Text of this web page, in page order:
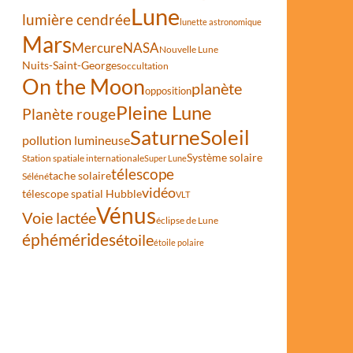
lumière cendréeLunelunette astronomique
MarsMercureNASANouvelle Lune
Nuits-Saint-Georgesoccultation
On the Moonoppositionplanète
Planète rougePleine Lune
pollution lumineuseSaturneSoleil
Station spatiale internationaleSuper LuneSystème solaire
Sélénétache solairetélescope
télescope spatial HubblevidéoVLT
Voie lactéeVénuséclipse de Lune
éphéméridesétoileétoile polaire